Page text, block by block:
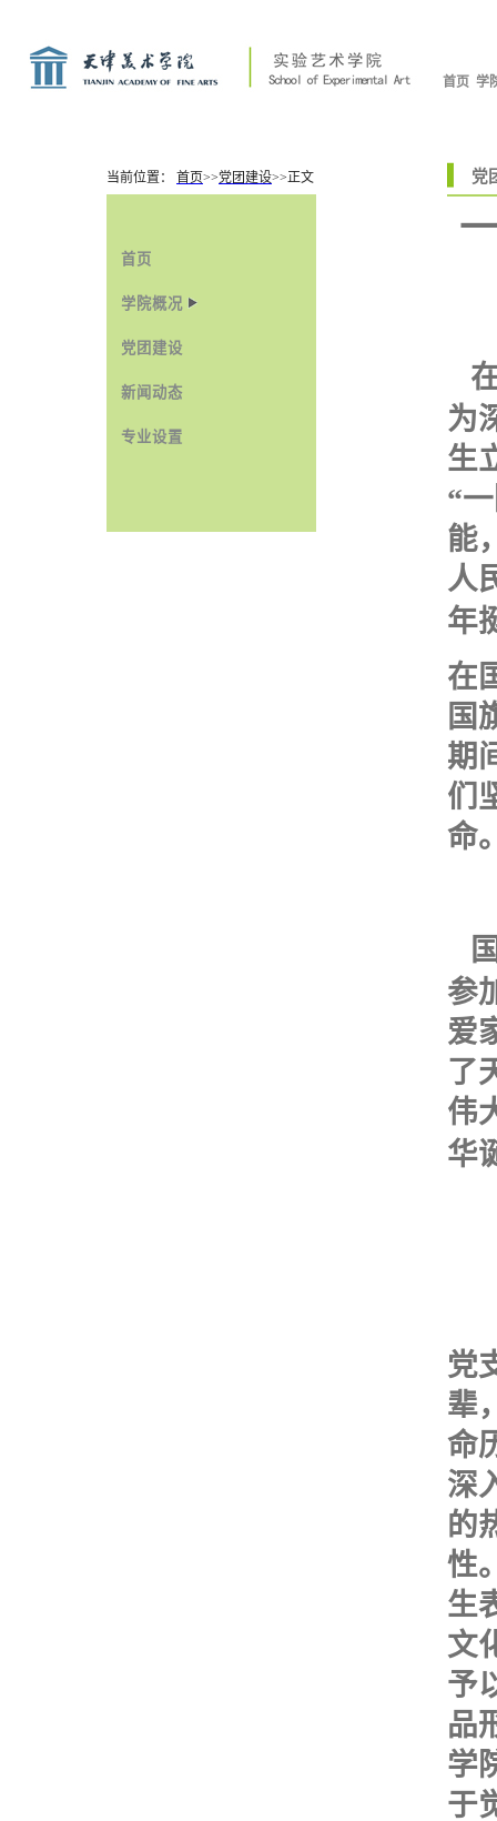
首页 学
当前位置： 首页>>党团建设>>正文
首页
学院概况
党团建设
新闻动态
专业设置
党
为
生
“
能
人
年
在
国
期
们
命
参
爱
了
伟
华
党
辈
命
深
的
性
生
文
予
品
学
于